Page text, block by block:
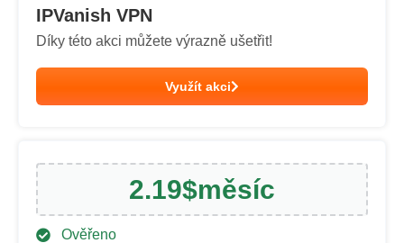
IPVanish VPN
Díky této akci můžete výrazně ušetřit!
Využít akci
2.19$měsíc
Ověřeno